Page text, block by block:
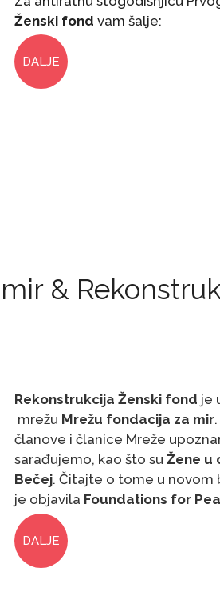
Ženski fond vam šalje:
DALJE
&
Rekonstrukcija Ženski fond je
mrežu Mrežu fondacija za mir
članove i članice Mreže
sarađujemo, kao što su Žene u
Bečej. Čitajte o tome u novom
je objavila Foundations for
DALJE